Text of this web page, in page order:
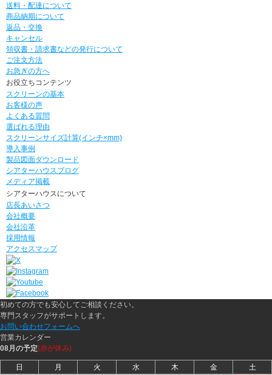
送料・配達について
商品納期について
返品・交換
キャンセル
領収書・請求書などの発行について
ご注文方法
お急ぎの方へ
お役立ちコンテンツ
スクリーンの基本
お客様の声
よくある質問
選ばれる理由
スクリーンサイズ計算(インチ×mm)
導入事例
製品図面ダウンロード
シアターハウスブログ
メディア掲載
シアターハウスについて
店長あいさつ
会社概要
会社沿革
採用情報
アクセスマップ
初めての方でも安心してご相談ください。
専門スタッフがサポートします。
お問い合わせフォームへ
営業カレンダー
08月の予定(赤が休み)
日 月 火 水 木 金
土